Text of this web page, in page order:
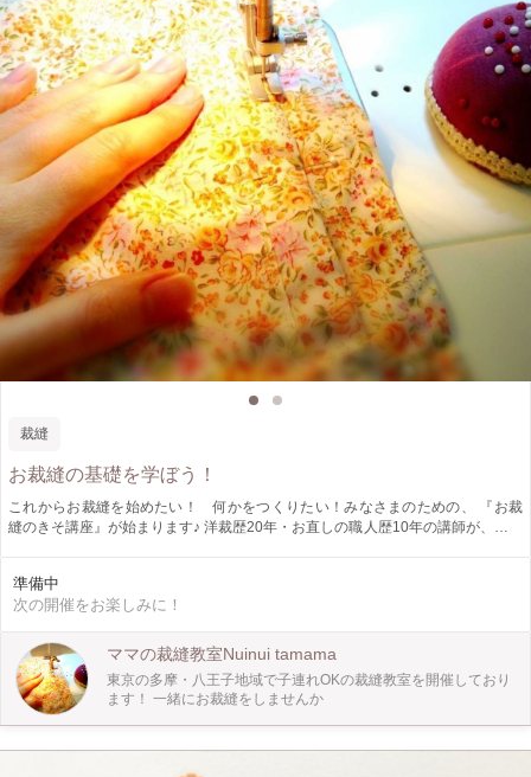
裁縫
お裁縫の基礎を学ぼう！
これからお裁縫を始めたい！ 何かをつくりたい！みなさまのための、 『お裁
縫のきそ講座』が始まります♪ 洋裁歴20年・お直しの職人歴10年の講師が、毎回
さんでの必要な布の買い方について』『ミシンの選び方』などについても。 ま
たこの講座では、座学だけでなく、1時間程で完成できるプチ製作もあります。
て、楽しい時間を共有しましょう♡
準備中
次の開催をお楽しみに！
ママの裁縫教室Nuinui tamama
東京の多摩・八王子地域で子連れOKの裁縫教室を開催しており
ます！ 一緒にお裁縫をしませんか